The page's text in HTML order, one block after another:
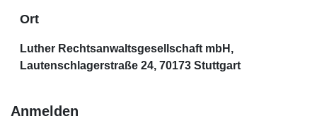
Ort
Luther Rechtsanwaltsgesellschaft mbH,
Lautenschlagerstraße 24, 70173 Stuttgart
Anmelden